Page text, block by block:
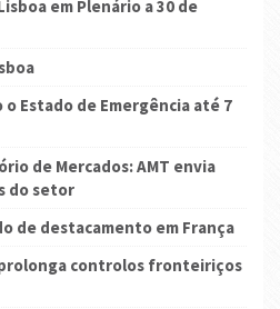
em Plenário a 30 de
o Estado de Emergência até 7
de Mercados: AMT envia
do setor
de destacamento em França
controlos fronteiriços